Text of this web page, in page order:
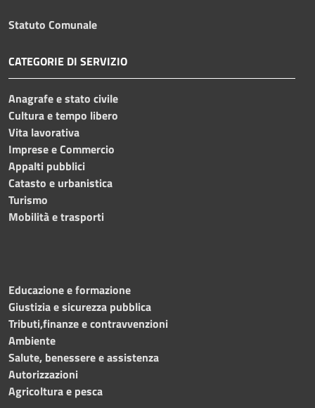
Statuto Comunale
CATEGORIE DI SERVIZIO
Anagrafe e stato civile
Cultura e tempo libero
Vita lavorativa
Imprese e Commercio
Appalti pubblici
Catasto e urbanistica
Turismo
Mobilità e trasporti
Educazione e formazione
Giustizia e sicurezza pubblica
Tributi,finanze e contravvenzioni
Ambiente
Salute, benessere e assistenza
Autorizzazioni
Agricoltura e pesca